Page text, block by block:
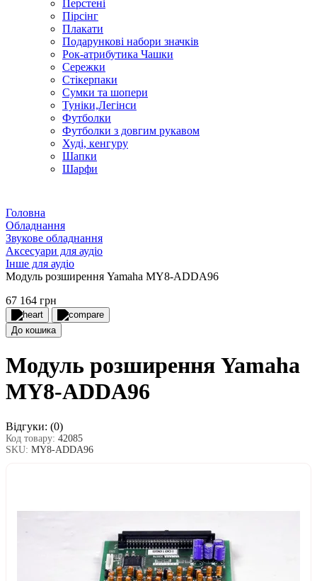
Перстені
Пірсінг
Плакати
Подарункові набори значків
Рок-атрибутика Чашки
Сережки
Стікерпаки
Сумки та шопери
Туніки,Легінси
Футболки
Футболки з довгим рукавом
Худі, кенгуру
Шапки
Шарфи
Головна
Обладнання
Звукове обладнання
Аксесуари для аудіо
Інше для аудіо
Модуль розширення Yamaha MY8-ADDA96
67 164 грн
До кошика
Модуль розширення Yamaha
MY8-ADDA96
Відгуки: (0)
Код товару: 42085
SKU: MY8-ADDA96